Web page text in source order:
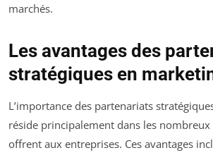
marchés.
Les avantages des
stratégiques en
L’importance des partenariats
réside principalement dans les nombreux
offrent aux entreprises. Ces avantages